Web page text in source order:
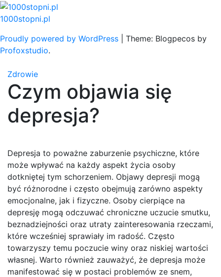
Skip
to
1000stopni.pl
Proudly powered by WordPress
Theme: Blogpecos by
Profoxstudio.
Zdrowie
Czym objawia się
depresja?
Depresja to poważne zaburzenie psychiczne, które
może wpływać na każdy aspekt życia osoby
dotkniętej tym schorzeniem. Objawy depresji mogą
być różnorodne i często obejmują zarówno aspekty
emocjonalne, jak i fizyczne. Osoby cierpiące na
depresję mogą odczuwać chroniczne uczucie smutku,
beznadziejności oraz utraty zainteresowania rzeczami,
które wcześniej sprawiały im radość. Często
towarzyszy temu poczucie winy oraz niskiej wartości
własnej. Warto również zauważyć, że depresja może
manifestować się w postaci problemów ze snem,